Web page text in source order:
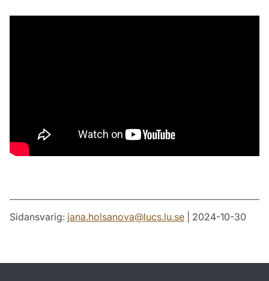
Sidansvarig: jana.holsanova@lucs.lu.se | 2024-10-30